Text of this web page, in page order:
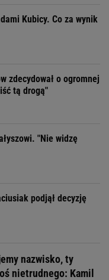
Kubicy. Co za wynik
zdecydował o ogromnej
tą drogą"
"Nie widzę
podjął decyzję
nazwisko, ty
nietrudnego: Kamil